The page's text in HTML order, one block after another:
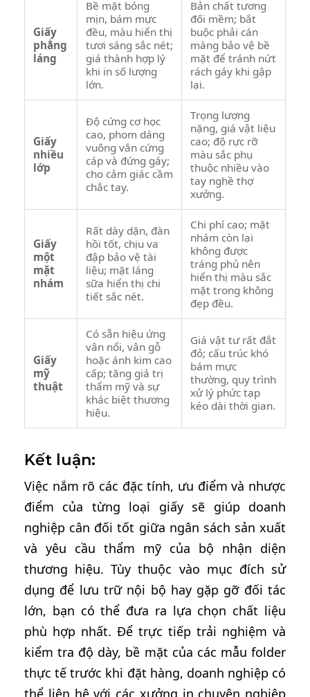
Giấy
phẳng
láng
Bề mặt bóng
mịn, bám mực
đều, màu hiển thị
tươi sáng sắc nét;
giá thành hợp lý
khi in số lượng
lớn.
Bản chất tương
đối mềm; bắt
buộc phải cán
màng bảo vệ bề
mặt để tránh nứt
rách gáy khi gập
lại.
Giấy
nhiều
lớp
Độ cứng cơ học
cao, phom dáng
vuông vắn cứng
cáp và đứng gáy;
cho cảm giác cầm
chắc tay.
Trọng lượng
nặng, giá vật liệu
cao; độ rực rỡ
màu sắc phụ
thuộc nhiều vào
tay nghề thợ
xưởng.
Giấy
một
mặt
nhám
Rất dày dặn, đàn
hồi tốt, chịu va
đập bảo vệ tài
liệu; mặt láng
sữa hiển thị chi
tiết sắc nét.
Chi phí cao; mặt
nhám còn lại
không được
tráng phủ nên
hiển thị màu sắc
mặt trong không
đẹp đều.
Giấy
mỹ
thuật
Có sẵn hiệu ứng
vân nổi, vân gỗ
hoặc ánh kim cao
cấp; tăng giá trị
thẩm mỹ và sự
khác biệt thương
hiệu.
Giá vật tư rất đắt
đỏ; cấu trúc khó
bám mực
thường, quy trình
xử lý phức tạp
kéo dài thời gian.
Kết luận:
Việc nắm rõ các đặc tính, ưu điểm và nhược
điểm của từng loại giấy sẽ giúp doanh
nghiệp cân đối tốt giữa ngân sách sản xuất
và yêu cầu thẩm mỹ của bộ nhận diện
thương hiệu. Tùy thuộc vào mục đích sử
dụng để lưu trữ nội bộ hay gặp gỡ đối tác
lớn, bạn có thể đưa ra lựa chọn chất liệu
phù hợp nhất. Để trực tiếp trải nghiệm và
kiểm tra độ dày, bề mặt của các mẫu folder
thực tế trước khi đặt hàng, doanh nghiệp có